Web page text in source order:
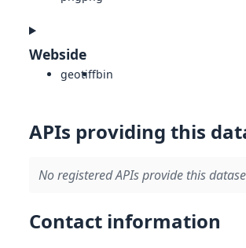
Webside
geotiffbin
APIs providing this
No registered APIs provide this
Contact information